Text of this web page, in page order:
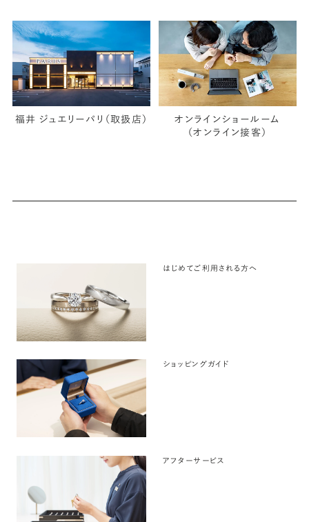
福井 ジュエリーパリ（取扱店）
オンラインショールーム
（オンライン接客）
はじめてご利用される方へ
ショッピングガイド
アフターサービス